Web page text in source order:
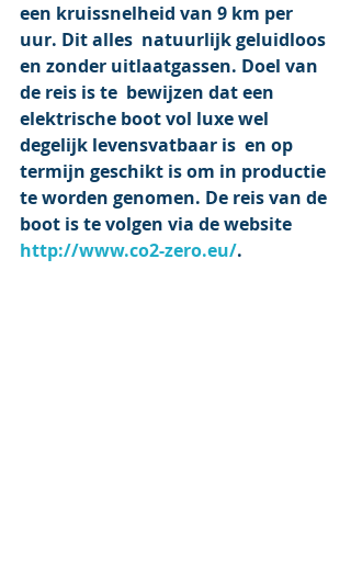
een kruissnelheid van 9 km per
uur. Dit alles  natuurlijk geluidloos
en zonder uitlaatgassen. Doel van
de reis is te  bewijzen dat een
elektrische boot vol luxe wel
degelijk levensvatbaar is  en op
termijn geschikt is om in productie
te worden genomen. De reis van de
boot is te volgen via de website
http://www.co2-zero.eu/.